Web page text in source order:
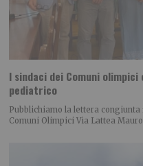
I sindaci dei Comuni
pediatrico
Pubblichiamo la lettera
Comuni Olimpici Via Lattea